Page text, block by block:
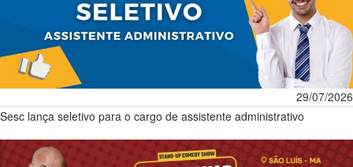
29/07/2026
Sesc lança seletivo para o cargo de assistente administrativo